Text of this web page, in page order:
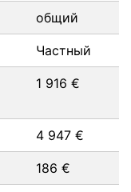
общий
Частный
1 916 €
4 947 €
186 €